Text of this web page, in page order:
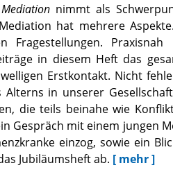
nimmt als
hat mehrere
Fragestellungen.
in diesem Heft das
Erstkontakt. Nicht
in unserer
die teils beinahe wie
Gespräch mit einem jungen
einzog, sowie ein
Jubiläumsheft ab. [ mehr ]